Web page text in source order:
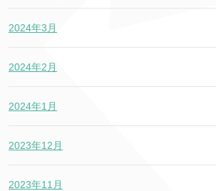
2024年3月
2024年2月
2024年1月
2023年12月
2023年11月